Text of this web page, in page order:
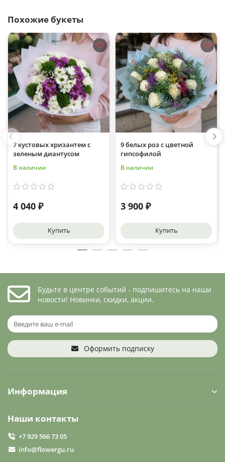
Похожие букеты
7 кустовых хризантем с
зеленым диантусом
В наличии
4 040 ₽
Купить
9 белых роз с цветной
гипсофилой
В наличии
3 900 ₽
Купить
Будьте в центре событий - подпишитесь на наши
новости! Новинки, скидки, акции.
Оформить подписку
Информация
Наши контакты
+7 929 566 73 05
info@flowergu.ru